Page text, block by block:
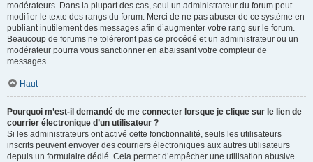
modérateurs. Dans la plupart des cas, seul un administrateur du forum peut
modifier le texte des rangs du forum. Merci de ne pas abuser de ce système en
publiant inutilement des messages afin d’augmenter votre rang sur le forum.
Beaucoup de forums ne toléreront pas ce procédé et un administrateur ou un
modérateur pourra vous sanctionner en abaissant votre compteur de
messages.
Haut
Pourquoi m’est-il demandé de me connecter lorsque je clique sur le lien de
courrier électronique d’un utilisateur ?
Si les administrateurs ont activé cette fonctionnalité, seuls les utilisateurs
inscrits peuvent envoyer des courriers électroniques aux autres utilisateurs
depuis un formulaire dédié. Cela permet d’empêcher une utilisation abusive